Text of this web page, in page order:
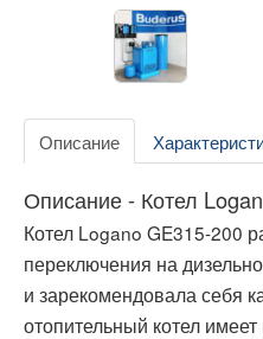
Описание
Описание - Котел
Котел Logano GE315-200
переключения на
и зарекомендовала себя
отопительный котел